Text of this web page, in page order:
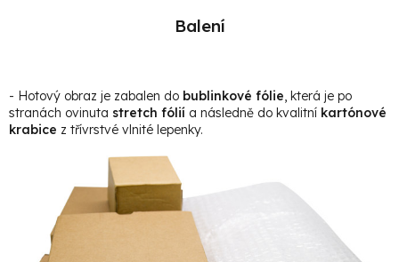
Balení
- Hotový obraz je zabalen do bublinkové fólie , která je po
stranách ovinuta stretch fólií a následně do kvalitní kartónové
krabice z třívrstvé vlnité lepenky.